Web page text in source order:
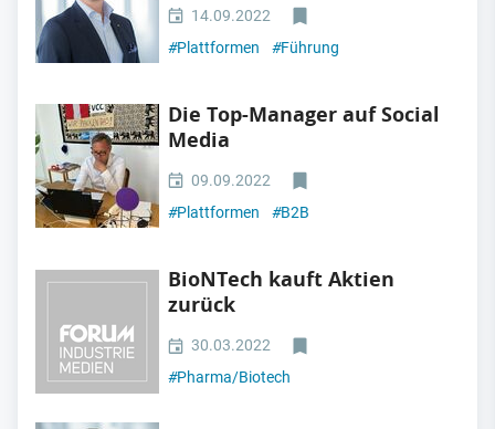
14.09.2022
#Plattformen #Führung
Die Top-Manager auf Social
Media
09.09.2022
#Plattformen #B2B
BioNTech kauft Aktien
zurück
30.03.2022
#Pharma/Biotech